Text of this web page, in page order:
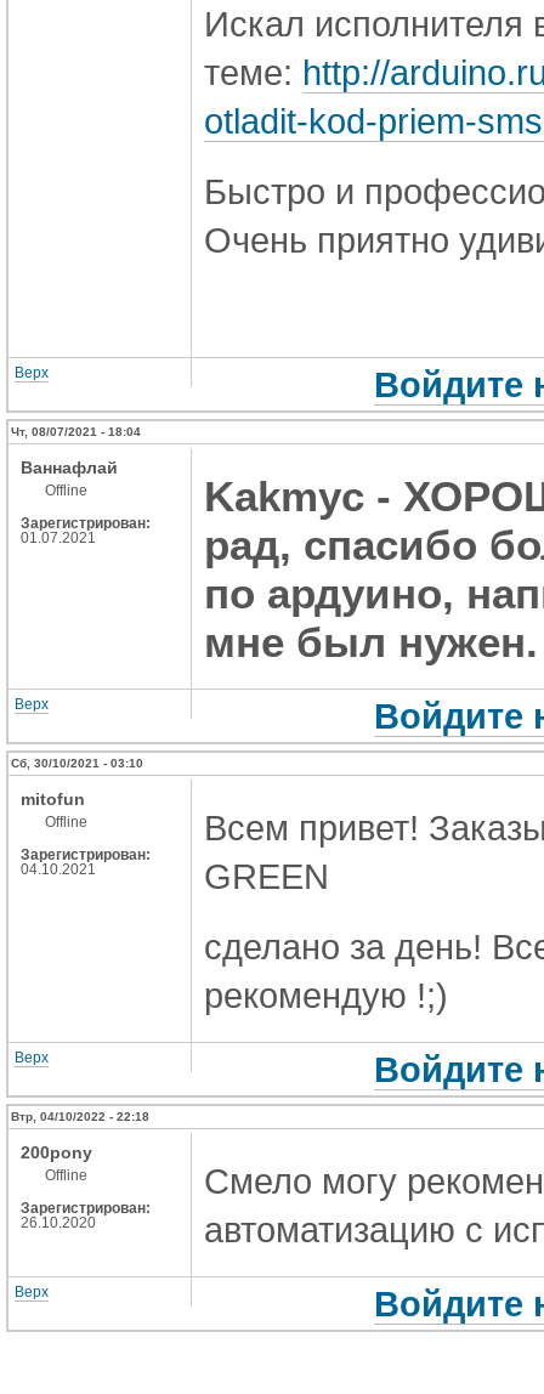
Искал исполнителя
теме: http://
otladit-kod-priem-
Быстро и
Очень приятно
Верх Войдите
Чт, 08/07/2021 - 18:04
Ваннафлай
Offline
Зарегистрирован:
01.07.2021
Kakmyc -
рад, спасибо
по ардуино,
мне был нужен.
Верх Войдите
Сб, 30/10/2021 - 03:10
mitofun
Offline
Зарегистрирован:
04.10.2021
Всем привет!
GREEN
сделано за день!
рекомендую !;)
Верх Войдите
Втр, 04/10/2022 - 22:18
200pony
Offline
Зарегистрирован:
26.10.2020
Смело могу
автоматизацию с
Верх Войдите